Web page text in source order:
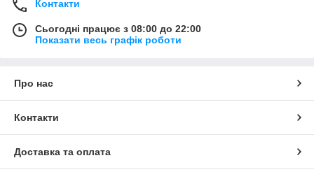
Контакти
Сьогодні працює з 08:00 до 22:00
Показати весь графік роботи
Про нас
Контакти
Доставка та оплата